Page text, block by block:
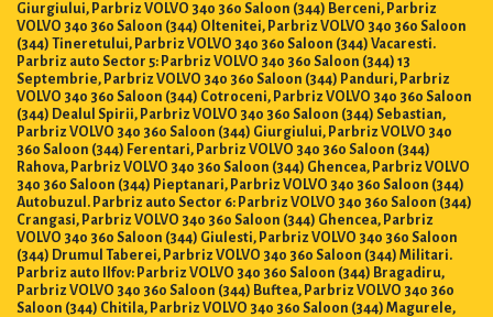
Giurgiului, Parbriz VOLVO 340 360 Saloon (344) Berceni, Parbriz
VOLVO 340 360 Saloon (344) Oltenitei, Parbriz VOLVO 340 360 Saloon
(344) Tineretului, Parbriz VOLVO 340 360 Saloon (344) Vacaresti.
Parbriz auto Sector 5: Parbriz VOLVO 340 360 Saloon (344) 13
Septembrie, Parbriz VOLVO 340 360 Saloon (344) Panduri, Parbriz
VOLVO 340 360 Saloon (344) Cotroceni, Parbriz VOLVO 340 360 Saloon
(344) Dealul Spirii, Parbriz VOLVO 340 360 Saloon (344) Sebastian,
Parbriz VOLVO 340 360 Saloon (344) Giurgiului, Parbriz VOLVO 340
360 Saloon (344) Ferentari, Parbriz VOLVO 340 360 Saloon (344)
Rahova, Parbriz VOLVO 340 360 Saloon (344) Ghencea, Parbriz VOLVO
340 360 Saloon (344) Pieptanari, Parbriz VOLVO 340 360 Saloon (344)
Autobuzul. Parbriz auto Sector 6: Parbriz VOLVO 340 360 Saloon (344)
Crangasi, Parbriz VOLVO 340 360 Saloon (344) Ghencea, Parbriz
VOLVO 340 360 Saloon (344) Giulesti, Parbriz VOLVO 340 360 Saloon
(344) Drumul Taberei, Parbriz VOLVO 340 360 Saloon (344) Militari.
Parbriz auto Ilfov: Parbriz VOLVO 340 360 Saloon (344) Bragadiru,
Parbriz VOLVO 340 360 Saloon (344) Buftea, Parbriz VOLVO 340 360
Saloon (344) Chitila, Parbriz VOLVO 340 360 Saloon (344) Magurele,